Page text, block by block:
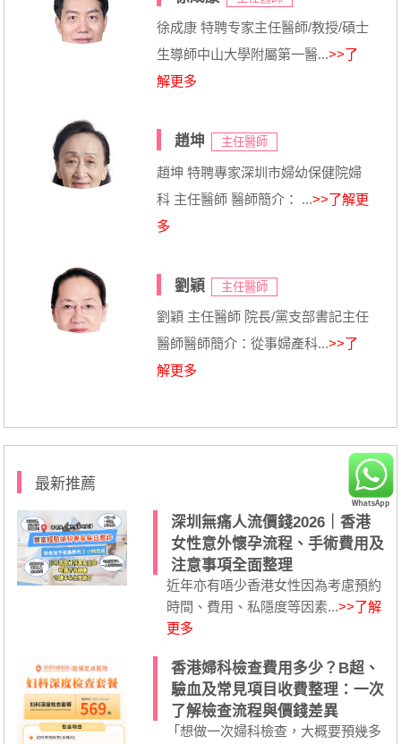
徐成康 特聘专家主任醫師/教授/碩士
生導師中山大學附屬第一醫...>>了
解更多
趙坤 主任醫師
趙坤 特聘專家深圳市婦幼保健院婦
科 主任醫師 醫師簡介： ...>>了解更
多
劉穎 主任醫師
劉穎 主任醫師 院長/黨支部書記主任
醫師醫師簡介：從事婦產科...>>了
解更多
最新推薦
深圳無痛人流價錢2026｜香港
女性意外懷孕流程、手術費用及
注意事項全面整理
近年亦有唔少香港女性因為考慮預約
時間、費用、私隱度等因素...>>了解
更多
香港婦科檢查費用多少？B超、
驗血及常見項目收費整理：一次
了解檢查流程與價錢差異
「想做一次婦科檢查，大概要預幾多